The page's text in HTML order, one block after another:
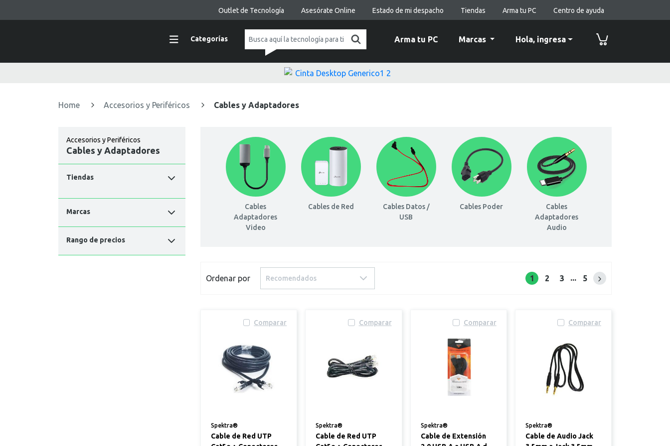
Outlet de Tecnología Asesórate Online Estado de mi despacho Tiendas Arma tu PC Centro de ayuda
Categorías Arma tu PC Marcas Hola, ingresa
Home Accesorios y Periféricos Cables y Adaptadores
Accesorios y Periféricos
Cables y Adaptadores
Tiendas
Marcas
Rango de precios
Cables
Adaptadores
Video
Cables de Red
Cables Datos /
USB
Cables Poder
Cables
Adaptadores
Audio
Ordenar por Recomendados 1 2 3 ... 5 Siguiente página
Comparar
Spektra®
Cable de Red UTP
Comparar
Spektra®
Cable de Red UTP
Comparar
Spektra®
Cable de Extensión
Comparar
Spektra®
Cable de Audio Jack